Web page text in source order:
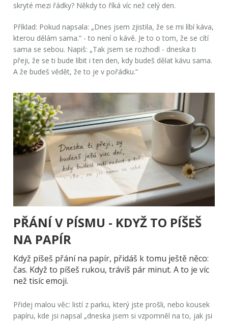
skryté mezi řádky? Někdy to říká víc než celý den.
Příklad: Pokud napsala: „Dnes jsem zjistila, že se mi líbí káva,
kterou dělám sama.“ - to není o kávě. Je to o tom, že se cítí
sama se sebou. Napiš: „Tak jsem se rozhodl - dneska ti
přeji, že se ti bude líbit i ten den, kdy budeš dělat kávu sama.
A že budeš vědět, že to je v pořádku.“
PŘÁNÍ V PÍSMU - KDYŽ TO PÍŠEŠ
NA PAPÍR
Když píšeš přání na papír, přidáš k tomu ještě něco:
čas. Když to píšeš rukou, trávíš pár minut. A to je víc
než tisíc emoji.
Přidej malou věc: listí z parku, který jste prošli, nebo kousek
papíru, kde jsi napsal „dneska jsem si vzpomněl na to, jak jsi